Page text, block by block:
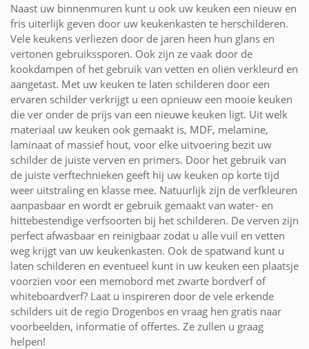
Naast uw binnenmuren kunt u ook uw keuken een nieuw en
fris uiterlijk geven door uw keukenkasten te herschilderen.
Vele keukens verliezen door de jaren heen hun glans en
vertonen gebruikssporen. Ook zijn ze vaak door de
kookdampen of het gebruik van vetten en oliën verkleurd en
aangetast. Met uw keuken te laten schilderen door een
ervaren schilder verkrijgt u een opnieuw een mooie keuken
die ver onder de prijs van een nieuwe keuken ligt. Uit welk
materiaal uw keuken ook gemaakt is, MDF, melamine,
laminaat of massief hout, voor elke uitvoering bezit uw
schilder de juiste verven en primers. Door het gebruik van
de juiste verftechnieken geeft hij uw keuken op korte tijd
weer uitstraling en klasse mee. Natuurlijk zijn de verfkleuren
aanpasbaar en wordt er gebruik gemaakt van water- en
hittebestendige verfsoorten bij het schilderen. De verven zijn
perfect afwasbaar en reinigbaar zodat u alle vuil en vetten
weg krijgt van uw keukenkasten. Ook de spatwand kunt u
laten schilderen en eventueel kunt in uw keuken een plaatsje
voorzien voor een memobord met zwarte bordverf of
whiteboardverf? Laat u inspireren door de vele erkende
schilders uit de regio Drogenbos en vraag hen gratis naar
voorbeelden, informatie of offertes. Ze zullen u graag
helpen!